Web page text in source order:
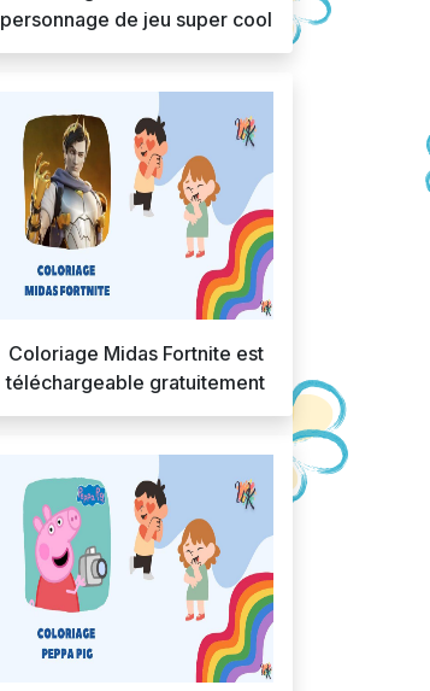
personnage de jeu super cool
Coloriage Midas Fortnite est
téléchargeable gratuitement